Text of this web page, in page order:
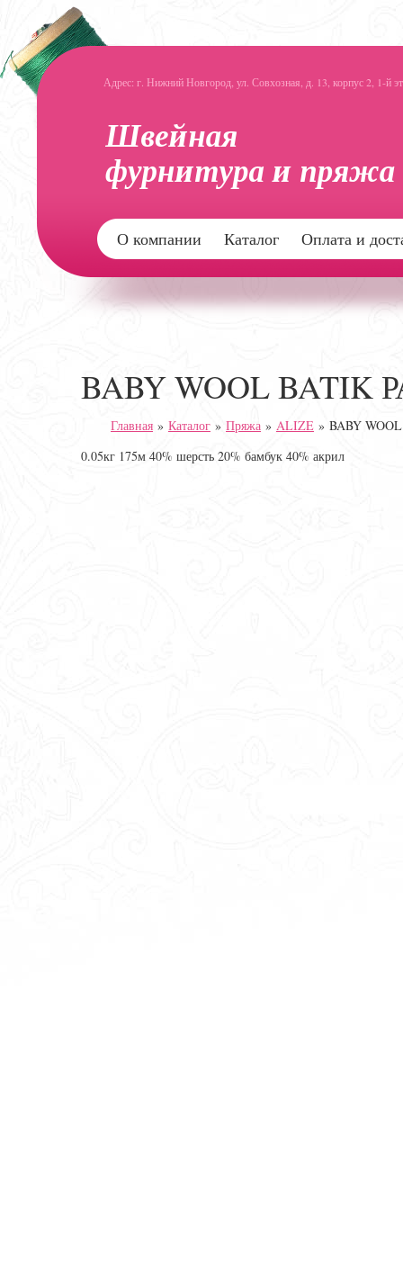
Адрес: г. Нижний Новгород, ул. Совхозная, д. 13, корпус 2, 1-й
О компании Каталог Оплата и
BABY WOOL
Главная » Каталог » Пряжа » ALIZE » BABY
0.05кг 175м 40% шерсть 20% бамбук 40% акрил